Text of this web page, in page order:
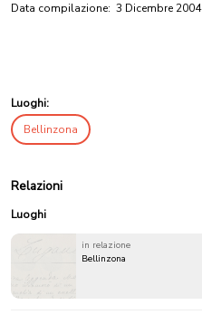
Data compilazione: 3 Dicembre 2004
Luoghi:
Bellinzona
Relazioni
Luoghi
in relazione
Bellinzona